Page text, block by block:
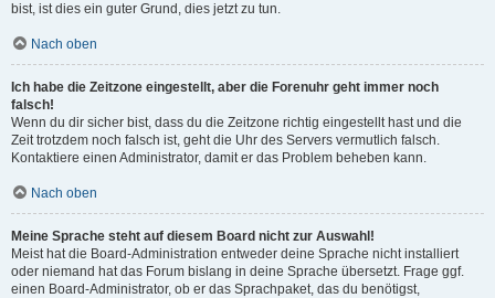
bist, ist dies ein guter Grund, dies jetzt zu tun.
Nach oben
Ich habe die Zeitzone eingestellt, aber die Forenuhr geht immer noch
falsch!
Wenn du dir sicher bist, dass du die Zeitzone richtig eingestellt hast und die
Zeit trotzdem noch falsch ist, geht die Uhr des Servers vermutlich falsch.
Kontaktiere einen Administrator, damit er das Problem beheben kann.
Nach oben
Meine Sprache steht auf diesem Board nicht zur Auswahl!
Meist hat die Board-Administration entweder deine Sprache nicht installiert
oder niemand hat das Forum bislang in deine Sprache übersetzt. Frage ggf.
einen Board-Administrator, ob er das Sprachpaket, das du benötigst,